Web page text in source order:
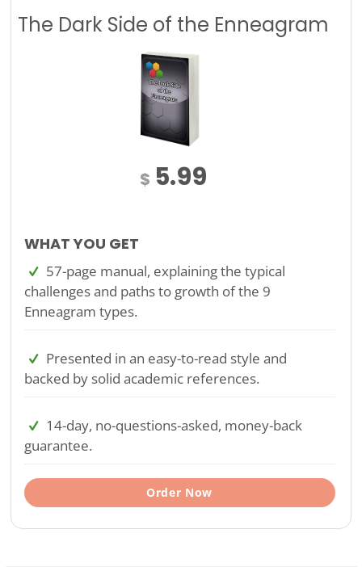
The Dark Side of the Enneagram
$ 5.99
WHAT YOU GET
57-page manual, explaining the typical
challenges and paths to growth of the 9
Enneagram types.
Presented in an easy-to-read style and
backed by solid academic references.
14-day, no-questions-asked, money-back
guarantee.
Order Now